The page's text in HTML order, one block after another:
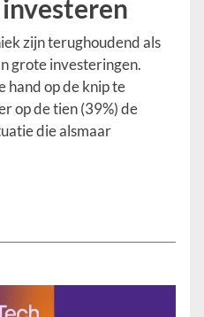
zijn terughoudend als
grote investeringen.
hand op de knip te
op de tien (39%) de
die alsmaar